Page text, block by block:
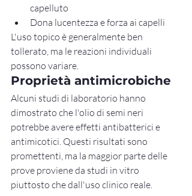
capelluto
Dona lucentezza e forza ai capelli
L'uso topico è generalmente ben
tollerato, ma le reazioni individuali
possono variare.
Proprietà antimicrobiche
Alcuni studi di laboratorio hanno
dimostrato che l'olio di semi neri
potrebbe avere effetti antibatterici e
antimicotici. Questi risultati sono
promettenti, ma la maggior parte delle
prove proviene da studi in vitro
piuttosto che dall'uso clinico reale.